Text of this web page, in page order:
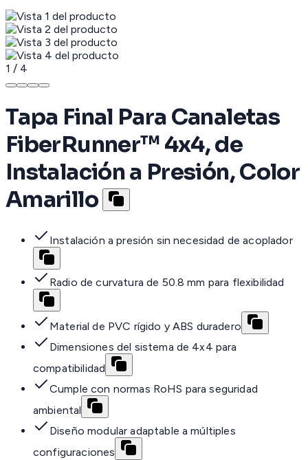
1 / 4
Tapa Final Para Canaletas
FiberRunner™ 4x4, de
Instalación a Presión, Color
Amarillo
Instalación a presión sin necesidad de acoplador
Radio de curvatura de 50.8 mm para flexibilidad
Material de PVC rígido y ABS duradero
Dimensiones del sistema de 4x4 para
compatibilidad
Cumple con normas RoHS para seguridad
ambiental
Diseño modular adaptable a múltiples
configuraciones